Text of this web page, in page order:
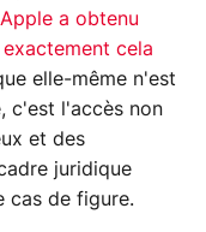
Apple a obtenu
cela
elle-même n'est
c'est l'accès non
et des
juridique
cas de figure.